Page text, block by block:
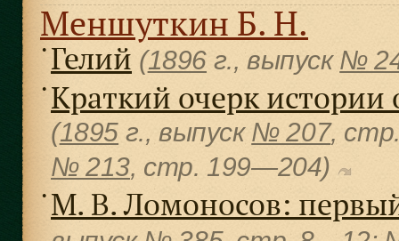
Меншуткин Б. Н.
● Гелий (1896 г., выпуск №
● Краткий очерк истории
(1895 г., выпуск № 207,
№ 213, cтр. 199—204)
● М. В. Ломоносов: